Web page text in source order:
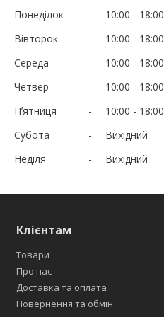
Понеділок 10:00
18:00
Вівторок
10:00
18:00
Середа
10:00
18:00
Четвер
10:00
18:00
Пʼятниця
10:00
18:00
Субота
Вихідний
Неділя
Вихідний
Клієнтам
Товари
Про нас
Доставка та оплата
Повернення та обмін